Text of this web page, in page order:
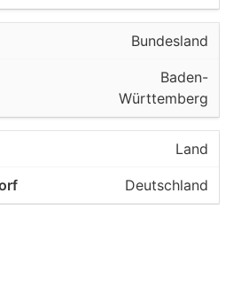
Bundesland
Baden-
Württemberg
Land
Deutschland